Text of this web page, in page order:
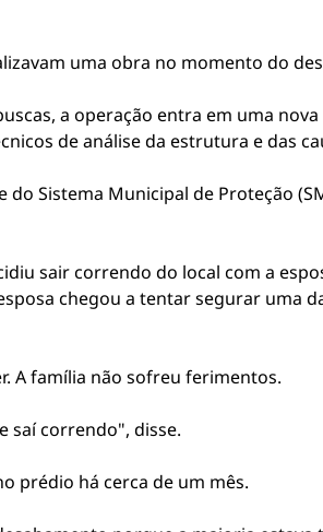
uma obra no momento do
a operação entra em uma
de análise da estrutura e das
Sistema Municipal de Proteção
sair correndo do local com a
chegou a tentar segurar uma
A família não sofreu ferimentos.
saí correndo", disse.
prédio há cerca de um mês.